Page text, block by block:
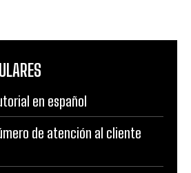
en español
de atención al cliente